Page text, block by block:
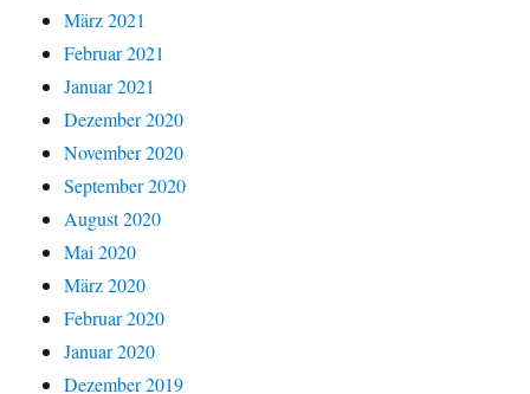
März 2021
Februar 2021
Januar 2021
Dezember 2020
November 2020
September 2020
August 2020
Mai 2020
März 2020
Februar 2020
Januar 2020
Dezember 2019